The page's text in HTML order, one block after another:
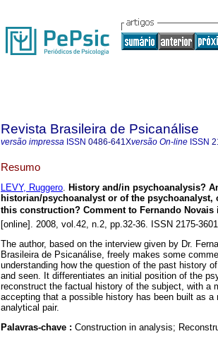
Revista Brasileira de Psicanálise
versão impressa ISSN 0486-641Xversão On-line ISSN
Resumo
LEVY, Ruggero. History and/in psychoanalysis?
historian/psychoanalyst or of the
this construction? Comment to Fernando Novais
[online]. 2008, vol.42, n.2, pp.32-36. ISSN 2175-
The author, based on the interview given by Dr.
Brasileira de Psicanálise, freely makes some
understanding how the question of the past history
and seen. It differentiates an initial position of the
reconstruct the factual history of the subject, with a
accepting that a possible history has been built as
analytical pair.
Palavras-chave : Construction in analysis;